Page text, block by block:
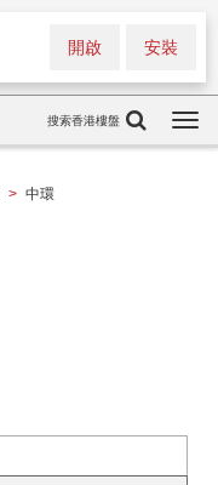
安裝
開啟
搜索香港樓盤
> 中環